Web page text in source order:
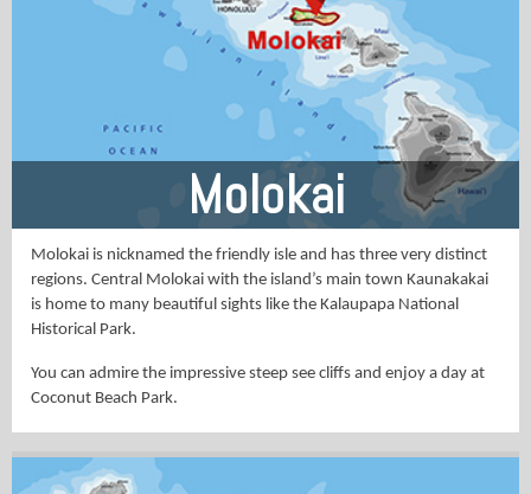
Molokai
Molokai is nicknamed the friendly isle and has three very distinct
regions. Central Molokai with the island’s main town Kaunakakai
is home to many beautiful sights like the Kalaupapa National
Historical Park.
You can admire the impressive steep see cliffs and enjoy a day at
Coconut Beach Park.